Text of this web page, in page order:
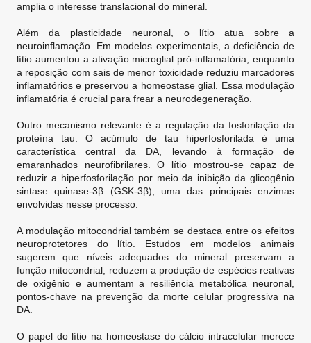
amplia o interesse translacional do mineral.
Além da plasticidade neuronal, o lítio atua sobre a
neuroinflamação. Em modelos experimentais, a deficiência de
lítio aumentou a ativação microglial pró-inflamatória, enquanto
a reposição com sais de menor toxicidade reduziu marcadores
inflamatórios e preservou a homeostase glial. Essa modulação
inflamatória é crucial para frear a neurodegeneração.
Outro mecanismo relevante é a regulação da fosforilação da
proteína tau. O acúmulo de tau hiperfosforilada é uma
característica central da DA, levando à formação de
emaranhados neurofibrilares. O lítio mostrou-se capaz de
reduzir a hiperfosforilação por meio da inibição da glicogênio
sintase quinase-3β (GSK-3β), uma das principais enzimas
envolvidas nesse processo.
A modulação mitocondrial também se destaca entre os efeitos
neuroprotetores do lítio. Estudos em modelos animais
sugerem que níveis adequados do mineral preservam a
função mitocondrial, reduzem a produção de espécies reativas
de oxigênio e aumentam a resiliência metabólica neuronal,
pontos-chave na prevenção da morte celular progressiva na
DA.
O papel do lítio na homeostase do cálcio intracelular merece